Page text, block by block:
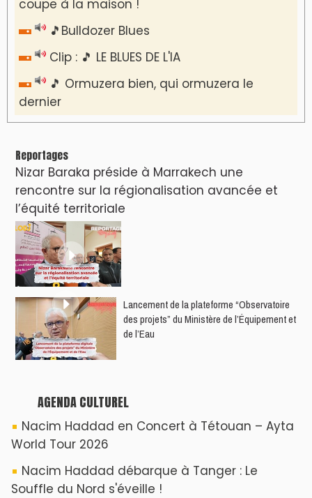
coupe à la maison !
🎵Bulldozer Blues
Clip : 🎵 LE BLUES DE L'IA
🎵 Ormuzera bien, qui ormuzera le
dernier
Reportages
Nizar Baraka préside à Marrakech une
rencontre sur la régionalisation avancée et
l’équité territoriale
​Lancement de la plateforme “Observatoire
des projets” du Ministère de l’Équipement et
de l’Eau
AGENDA CULTUREL
Nacim Haddad en Concert à Tétouan – Ayta
World Tour 2026
Nacim Haddad débarque à Tanger : Le
Souffle du Nord s'éveille !